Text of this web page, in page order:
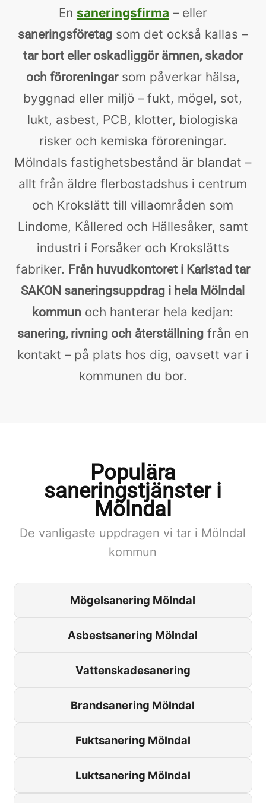
En saneringsfirma – eller
saneringsföretag som det också kallas –
tar bort eller oskadliggör ämnen, skador
och föroreningarsom påverkar hälsa,
byggnad eller miljö – fukt, mögel, sot,
lukt, asbest, PCB, klotter, biologiska
risker och kemiska föroreningar.
Mölndals fastighetsbestånd är blandat –
allt från äldre flerbostadshus i centrum
och Krokslätt till villaområden som
Lindome, Kållered och Hällesåker, samt
industri i Forsåker och Krokslätts
fabriker. Från huvudkontoret i Karlstad tar
SAKON saneringsuppdrag i hela Mölndal
kommun och hanterar hela kedjan:
sanering, rivning och återställningfrån en
kontakt – på plats hos dig, oavsett var i
kommunen du bor.
Populära
saneringstjänster i
Mölndal
De vanligaste uppdragen vi tar i Mölndal
kommun
Mögelsanering Mölndal
Asbestsanering Mölndal
Vattenskadesanering
Brandsanering Mölndal
Fuktsanering Mölndal
Luktsanering Mölndal